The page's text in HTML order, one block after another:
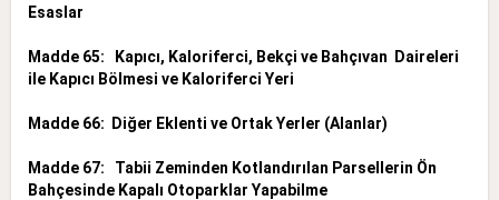
Esaslar
Madde 65: Kapıcı, Kaloriferci, Bekçi ve Bahçıvan Daireleri
ile Kapıcı Bölmesi ve Kaloriferci Yeri
Madde 66: Diğer Eklenti ve Ortak Yerler (Alanlar)
Madde 67: Tabii Zeminden Kotlandırılan Parsellerin Ön
Bahçesinde Kapalı Otoparklar Yapabilme